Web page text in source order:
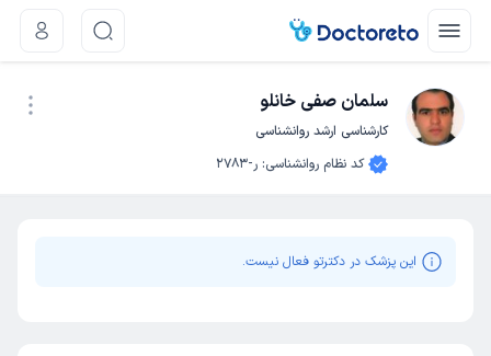
سلمان صفی خانلو
کارشناسی ارشد روانشناسی
کد نظام روانشناسی: ر-2783
این پزشک در دکترتو فعال نیست.